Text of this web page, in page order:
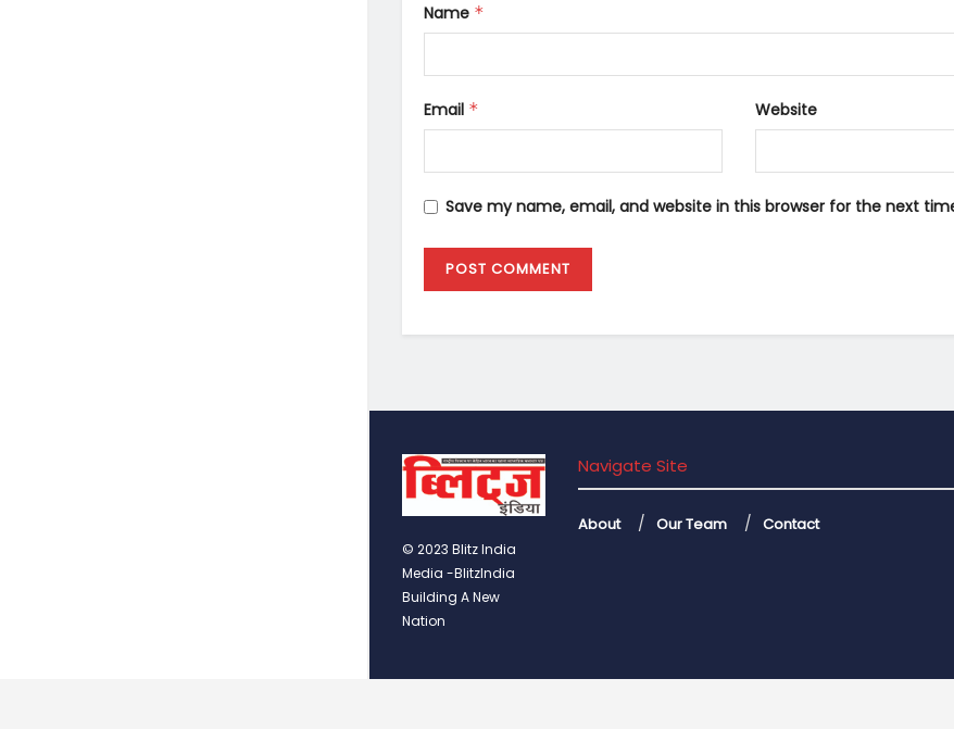
Name *
Email * Website
Save my name, email, and website in this browser for the next
© 2023 Blitz India
Media -BlitzIndia
Building A New
Nation
Navigate Site
About Our Team Contact